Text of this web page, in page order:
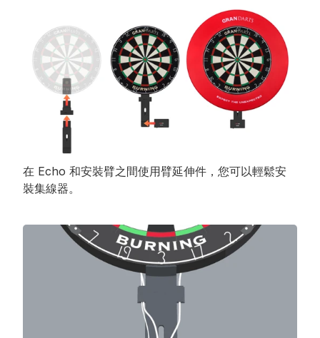
在 Echo 和安裝臂之間使用臂延伸件，您可以輕鬆安
裝集線器。